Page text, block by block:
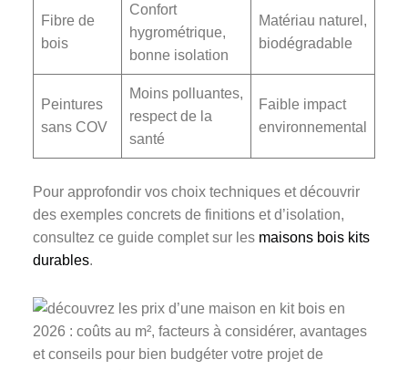
Fibre de
bois
Confort
hygrométrique,
bonne isolation
Matériau naturel,
biodégradable
Peintures
sans COV
Moins polluantes,
respect de la
santé
Faible impact
environnemental
Pour approfondir vos choix techniques et découvrir
des exemples concrets de finitions et d’isolation,
consultez ce guide complet sur les maisons bois kits
durables.